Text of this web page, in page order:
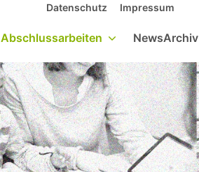
Datenschutz Impressum
Abschlussarbeiten NewsArchiv